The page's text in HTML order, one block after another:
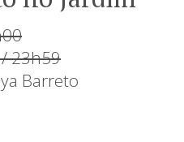
23h59
Barreto